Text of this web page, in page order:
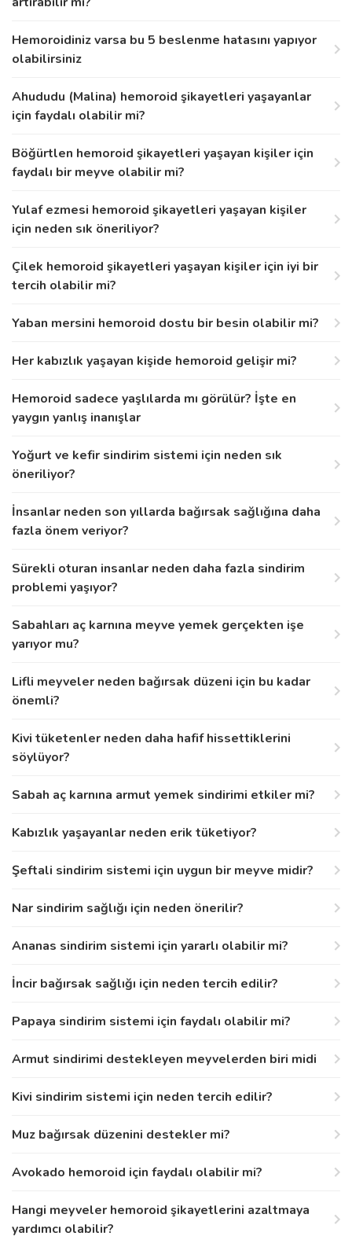
Hemoroidiniz varsa bu 5 beslenme hatasını yapıyor
olabilirsiniz
Ahududu (Malina) hemoroid şikayetleri yaşayanlar
için faydalı olabilir mi?
Böğürtlen hemoroid şikayetleri yaşayan kişiler için
faydalı bir meyve olabilir mi?
Yulaf ezmesi hemoroid şikayetleri yaşayan kişiler
için neden sık öneriliyor?
Çilek hemoroid şikayetleri yaşayan kişiler için iyi bir
tercih olabilir mi?
Yaban mersini hemoroid dostu bir besin olabilir mi?
Her kabızlık yaşayan kişide hemoroid gelişir mi?
Hemoroid sadece yaşlılarda mı görülür? İşte en
yaygın yanlış inanışlar
Yoğurt ve kefir sindirim sistemi için neden sık
öneriliyor?
İnsanlar neden son yıllarda bağırsak sağlığına daha
fazla önem veriyor?
Sürekli oturan insanlar neden daha fazla sindirim
problemi yaşıyor?
Sabahları aç karnına meyve yemek gerçekten işe
yarıyor mu?
Lifli meyveler neden bağırsak düzeni için bu kadar
önemli?
Kivi tüketenler neden daha hafif hissettiklerini
söylüyor?
Sabah aç karnına armut yemek sindirimi etkiler mi?
Kabızlık yaşayanlar neden erik tüketiyor?
Şeftali sindirim sistemi için uygun bir meyve midir?
Nar sindirim sağlığı için neden önerilir?
Ananas sindirim sistemi için yararlı olabilir mi?
İncir bağırsak sağlığı için neden tercih edilir?
Papaya sindirim sistemi için faydalı olabilir mi?
Armut sindirimi destekleyen meyvelerden biri midi
Kivi sindirim sistemi için neden tercih edilir?
Muz bağırsak düzenini destekler mi?
Avokado hemoroid için faydalı olabilir mi?
Hangi meyveler hemoroid şikayetlerini azaltmaya
yardımcı olabilir?